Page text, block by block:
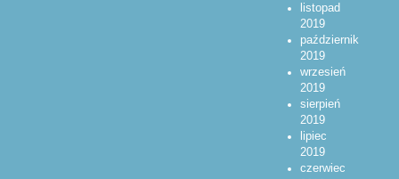
listopad
2019
październik
2019
wrzesień
2019
sierpień
2019
lipiec
2019
czerwiec